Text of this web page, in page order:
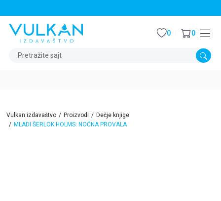
Pretražite sajt
0 0
Vulkan izdavaštvo Proizvodi
Dečje knjige
MLADI ŠERLOK HOLMS: NOĆNA PROVALA